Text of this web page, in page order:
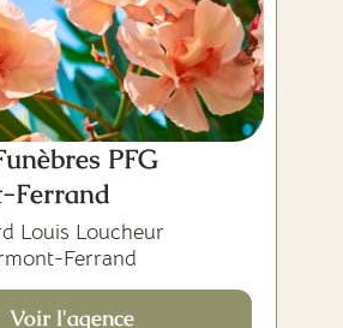
PFG
Ferrand
Louis Loucheur
Ferrand
Voir l'agence